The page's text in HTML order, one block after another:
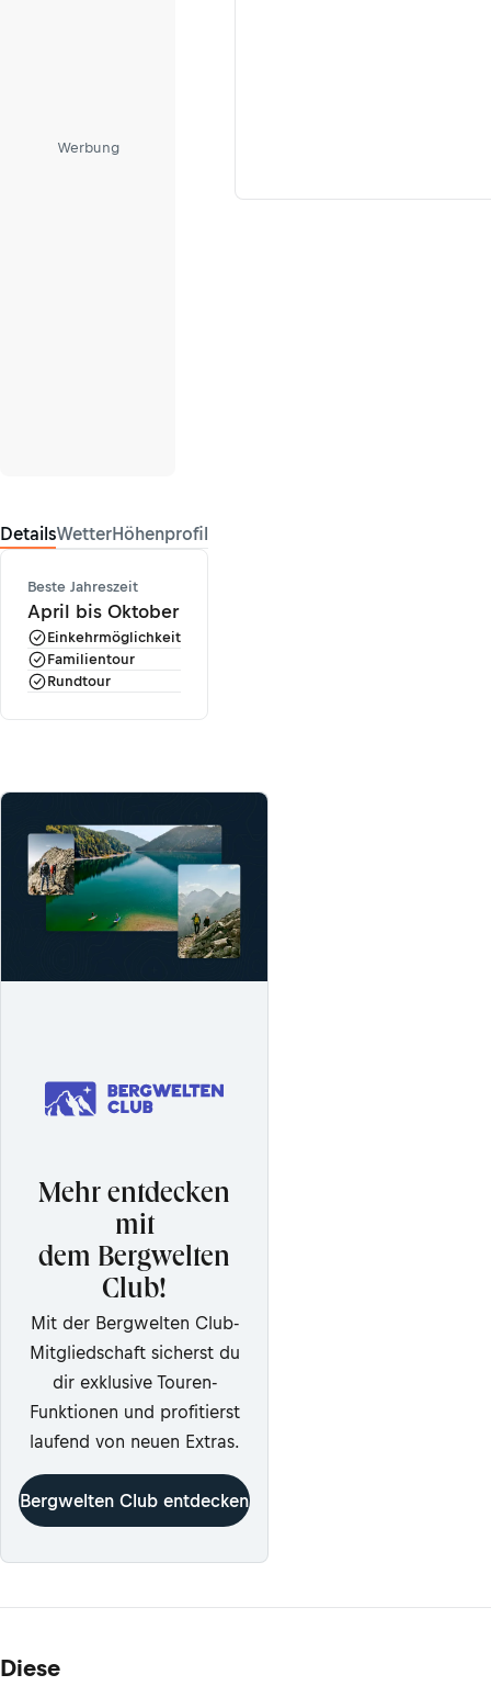
Werbung
DetailsWetterHöhenprofil
Beste Jahreszeit
April bis Oktober
Einkehrmöglichkeit
Familientour
Rundtour
Mehr entdecken
mit
dem Bergwelten
Club!
Mit der Bergwelten Club-
Mitgliedschaft sicherst du
dir exklusive Touren-
Funktionen und profitierst
laufend von neuen Extras.
Bergwelten Club entdecken
Diese